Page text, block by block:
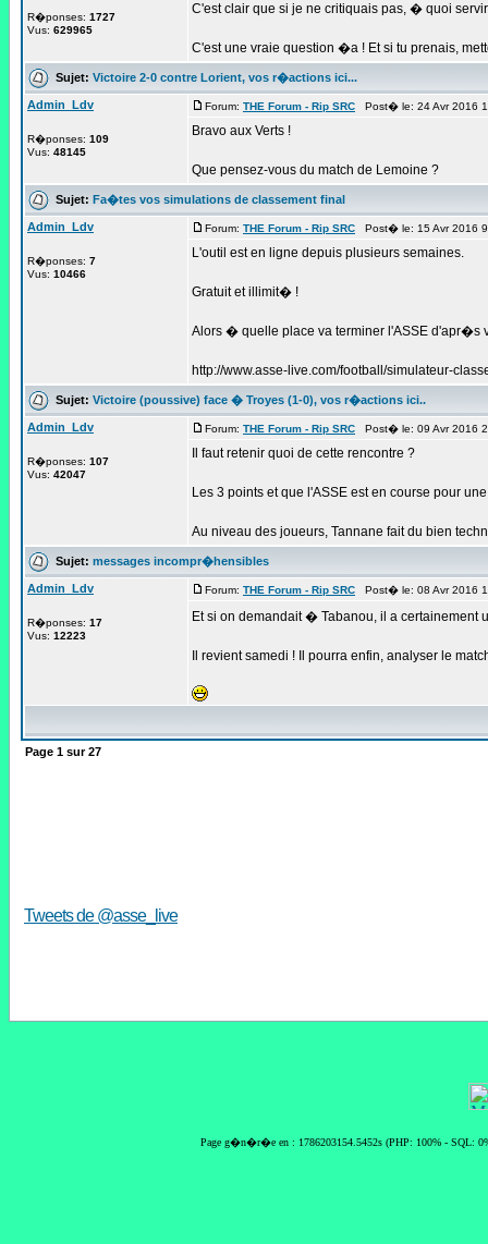
R�ponses: 1727
Vus: 629965
C'est clair que si je ne critiquais pas, � quoi
C'est une vraie question �a ! Et si tu prenais,
Sujet: Victoire 2-0 contre Lorient, vos r�actions ici...
Admin_Ldv
R�ponses: 109
Vus: 48145
Forum: THE Forum - Rip SRC Post� le: 24 Avr 2016
Bravo aux Verts !
Que pensez-vous du match de Lemoine ?
Sujet: Fa�tes vos simulations de classement final
Admin_Ldv
R�ponses: 7
Vus: 10466
Forum: THE Forum - Rip SRC Post� le: 15 Avr 2016
L'outil est en ligne depuis plusieurs semaines.
Gratuit et illimit� !
Alors � quelle place va terminer l'ASSE d'apr�s
http://www.asse-live.com/football/simulateur-
Sujet: Victoire (poussive) face � Troyes (1-0), vos r�actions ici..
Admin_Ldv
R�ponses: 107
Vus: 42047
Forum: THE Forum - Rip SRC Post� le: 09 Avr 2016
Il faut retenir quoi de cette rencontre ?
Les 3 points et que l'ASSE est en course pour
Au niveau des joueurs, Tannane fait du bien
Sujet: messages incompr�hensibles
Admin_Ldv
R�ponses: 17
Vus: 12223
Forum: THE Forum - Rip SRC Post� le: 08 Avr 2016
Et si on demandait � Tabanou, il a
Il revient samedi ! Il pourra enfin, analyser le
Page 1 sur27
Tweets de @asse_live
Page g�n�r�e en : 1786203154.5452s (PHP: 100% - SQL: